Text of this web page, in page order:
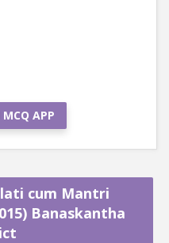
APP
cum Mantri
Banaskantha